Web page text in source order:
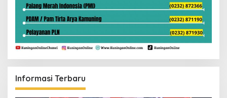
Informasi Terbaru